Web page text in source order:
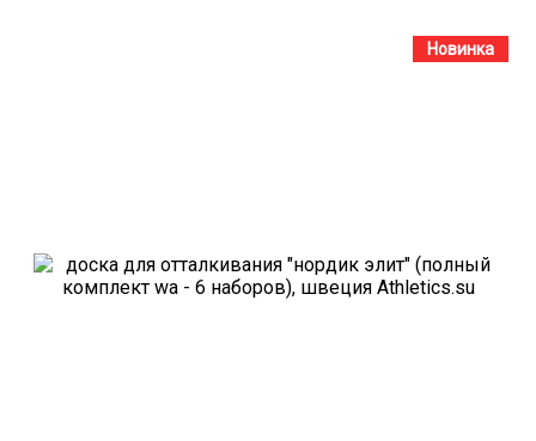
Новинка